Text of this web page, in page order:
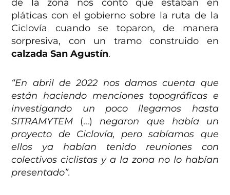
de la zona nos contó que estaban en
pláticas con el gobierno sobre la ruta de la
Ciclovía cuando se toparon, de manera
sorpresiva, con un tramo construido en
calzada San Agustín.
“En abril de 2022 nos damos cuenta que
están haciendo menciones topográficas e
investigando un poco llegamos hasta
SITRAMYTEM (…) negaron que había un
proyecto de Ciclovía, pero sabíamos que
ellos ya habían tenido reuniones con
colectivos ciclistas y a la zona no lo habían
presentado”.